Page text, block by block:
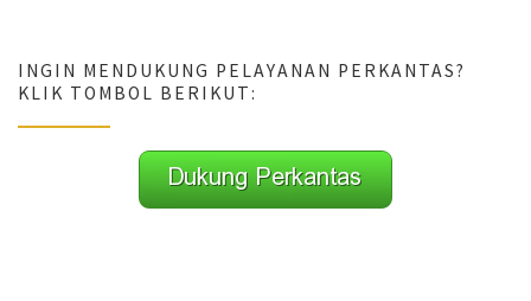
INGIN MENDUKUNG PELAYANAN PERKANTAS?
KLIK TOMBOL BERIKUT: